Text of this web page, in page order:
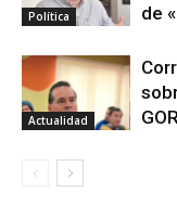
Política
de
Actualidad